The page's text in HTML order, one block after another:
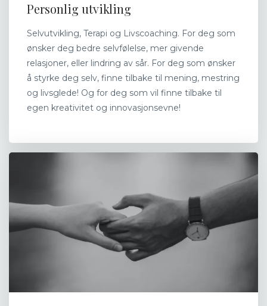
Personlig utvikling
Selvutvikling, Terapi og Livscoaching. For deg som
ønsker deg bedre selvfølelse, mer givende
relasjoner, eller lindring av sår. For deg som ønsker
å styrke deg selv, finne tilbake til mening, mestring
og livsglede! Og for deg som vil finne tilbake til
egen kreativitet og innovasjonsevne!